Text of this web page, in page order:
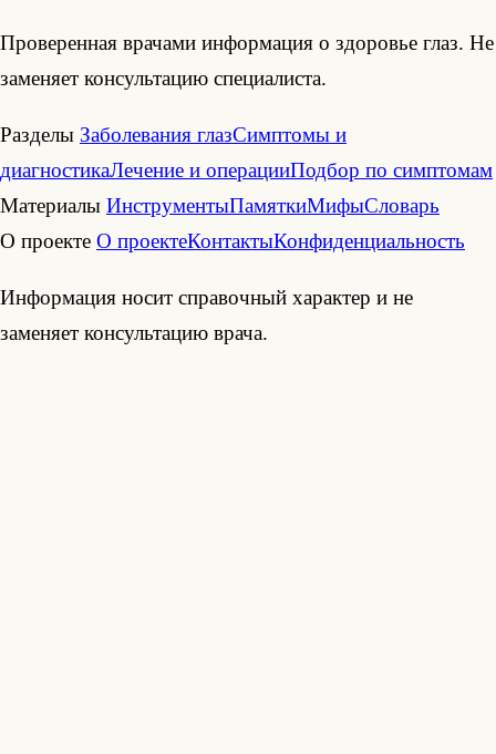
Проверенная врачами информация о здоровье глаз. Не
заменяет консультацию специалиста.
Разделы Заболевания глазСимптомы и
диагностикаЛечение и операцииПодбор по симптомам
Материалы ИнструментыПамяткиМифыСловарь
О проекте О проектеКонтактыКонфиденциальность
Информация носит справочный характер и не
заменяет консультацию врача.